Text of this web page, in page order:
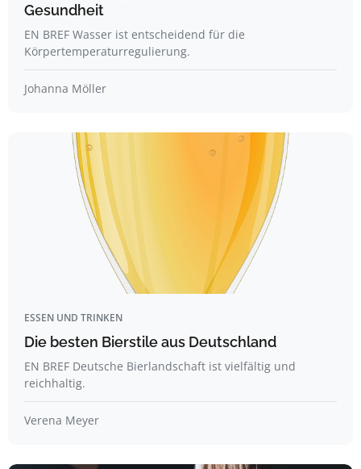
Gesundheit
EN BREF Wasser ist entscheidend für die
Körpertemperaturregulierung.
Johanna Möller
ESSEN UND TRINKEN
Die besten Bierstile aus Deutschland
EN BREF Deutsche Bierlandschaft ist vielfältig und
reichhaltig.
Verena Meyer